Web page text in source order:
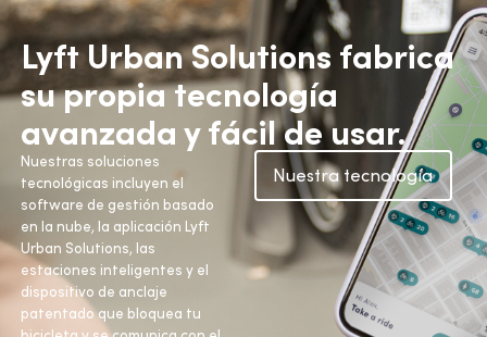
Lyft Urban Solutions fabrica
su propia tecnología
avanzada y fácil de usar.
Nuestras soluciones
tecnológicas incluyen el
software de gestión basado
en la nube, la aplicación Lyft
Urban Solutions, las
estaciones inteligentes y el
dispositivo de anclaje
patentado que bloquea tu
Nuestra tecnología